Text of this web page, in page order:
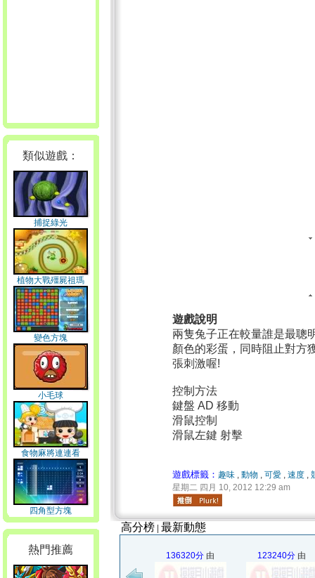
類似遊戲：
捕捉綠光
植物大戰殭屍祖瑪
變色方塊
小毛球
食物麻將連連看
四角型方塊
熱門推薦
遊戲說明
兩隻兔子正在較量誰是最聰
顏色的彩蛋，同時阻止對方
張刺激喔!
控制方法
鍵盤 AD 移動
滑鼠控制
滑鼠左鍵 射擊
遊戲標籤： 趣味 ,動物 ,可愛 ,速度 ,
星期二 四月 10, 2012 12:29 am
高分榜 最新動態
136320分 由 123240分 由